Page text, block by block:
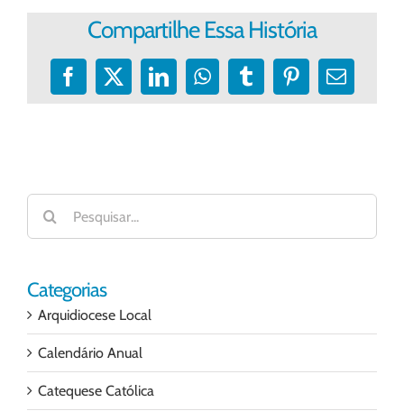
Compartilhe Essa História
Facebook
X LinkedInWhatsApp
TumblrPinterest
E-
Buscar
resultados
para:
Categorias
Arquidiocese Local
Calendário Anual
Catequese Católica